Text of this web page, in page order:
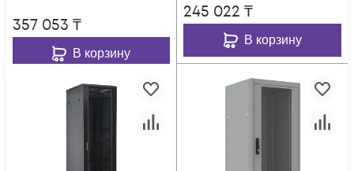
357 053 ₸
В корзину
245 022 ₸
В корзину